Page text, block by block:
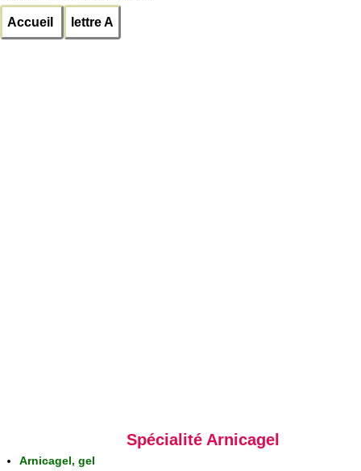
Accueil lettre A
Spécialité Arnicagel
Arnicagel, gel